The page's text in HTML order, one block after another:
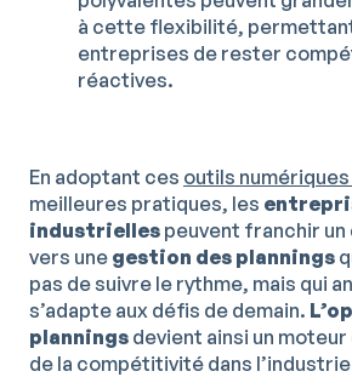
à cette flexibilité,
entreprises de rester
réactives.
En adoptant ces outils
meilleures pratiques, les
industrielles peuvent franchir
vers une gestion des plannings
pas de suivre le rythme, mais qui
s’adapte aux défis de demain.
plannings devient ainsi un moteur
de la compétitivité dans